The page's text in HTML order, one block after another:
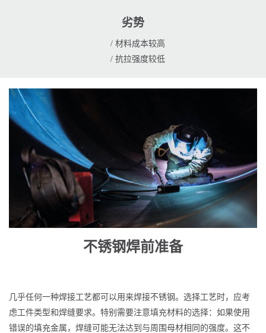
劣势
/ 材料成本较高
/ 抗拉强度较低
不锈钢焊前准备
几乎任何一种焊接工艺都可以用来焊接不锈钢。选择工艺时，应考
虑工件类型和焊缝要求。特别需要注意填充材料的选择：如果使用
错误的填充金属，焊缝可能无法达到与周围母材相同的强度。这不